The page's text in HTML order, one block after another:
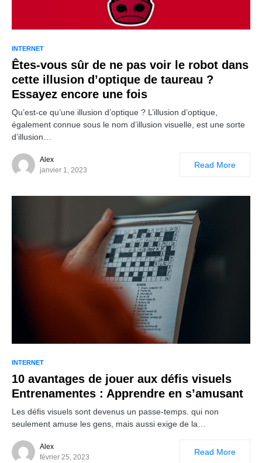
INTERNET
Êtes-vous sûr de ne pas voir le robot dans
cette illusion d’optique de taureau ?
Essayez encore une fois
Qu’est-ce qu’une illusion d’optique ? L’illusion d’optique,
également connue sous le nom d’illusion visuelle, est une sorte
d’illusion…
Alex
janvier 1, 2023
Read More
INTERNET
10 avantages de jouer aux défis visuels
Entrenamentes : Apprendre en s’amusant
Les défis visuels sont devenus un passe-temps. qui non
seulement amuse les gens, mais aussi exige de la…
Alex
février 25, 2023
Read More